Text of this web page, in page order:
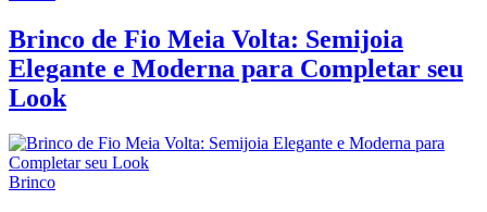
Brinco de Fio Meia Volta: Semijoia
Elegante e Moderna para Completar seu
Look
Brinco